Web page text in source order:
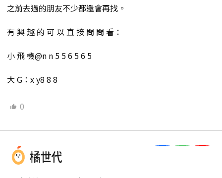
之前去過的朋友不少都還會再找。
有 興 趣 的 可 以 直 接 問 問 看：
小 飛 機@n n 5 5 6 5 6 5
大 G：x y8 8 8
0